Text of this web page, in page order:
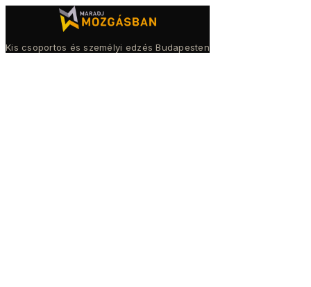
Kis csoportos és személyi edzés Budapesten